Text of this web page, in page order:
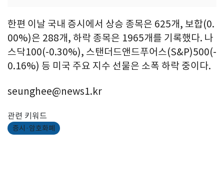
한편 이날 국내 증시에서 상승 종목은 625개, 보합(0.
00%)은 288개, 하락 종목은 1965개를 기록했다. 나
스닥100(-0.30%), 스탠더드앤드푸어스(S&P)500(-
0.16%) 등 미국 주요 지수 선물은 소폭 하락 중이다.
seunghee@news1.kr
관련 키워드
증시·암호화폐